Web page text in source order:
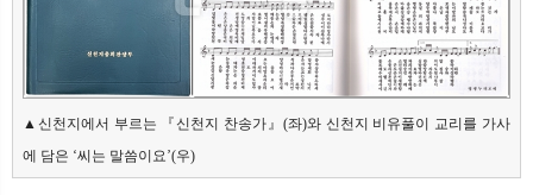
▲신천지에서 부르는 『신천지 찬송가』(좌)와 신천지 비유풀이 교리를 가사
에 담은 ‘씨는 말씀이요’(우)